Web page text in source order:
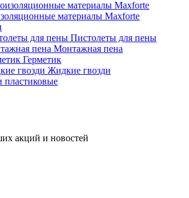
материалы Maxforte
Пистолеты для пены
Монтажная пена
Герметик
Жидкие гвозди
пластиковые
акций и новостей